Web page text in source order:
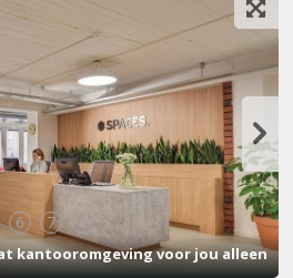
6 7
kantooromgeving voor jou alleen